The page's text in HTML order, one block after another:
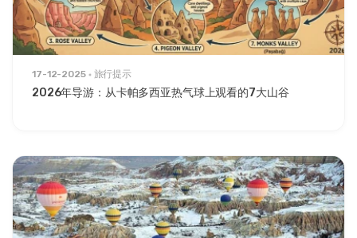
17-12-2025 旅行提示
2026年导游：从卡帕多西亚热气球上观看的7大山谷